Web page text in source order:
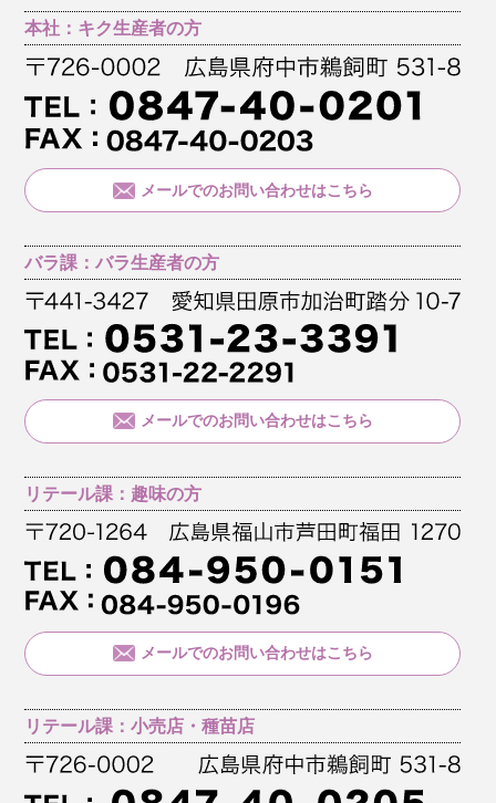
本社：キク生産者の方
メールでのお問い合わせはこちら
バラ課：バラ生産者の方
メールでのお問い合わせはこちら
リテール課：趣味の方
メールでのお問い合わせはこちら
リテール課：小売店・種苗店